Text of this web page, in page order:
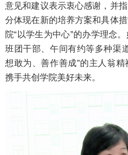
意见和建议表示衷心感谢，并
分体现在新的培养方案和具体
院“以学生为中心”的办学理念
班团干部、午间有约等多种渠
想敢为、善作善成”的主人翁精
携手共创学院美好未来。